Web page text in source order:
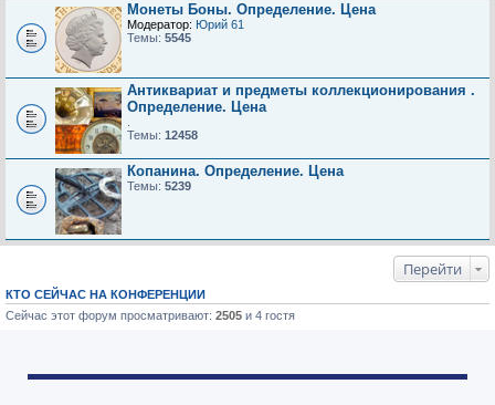
Монеты Боны. Определение. Цена
Модератор: Юрий 61
Темы: 5545
Антиквариат и предметы коллекционирования .
Определение. Цена
Темы: 12458
Копанина. Определение. Цена
Темы: 5239
Перейти
КТО СЕЙЧАС НА КОНФЕРЕНЦИИ
Сейчас этот форум просматривают: 2505 и 4 гостя